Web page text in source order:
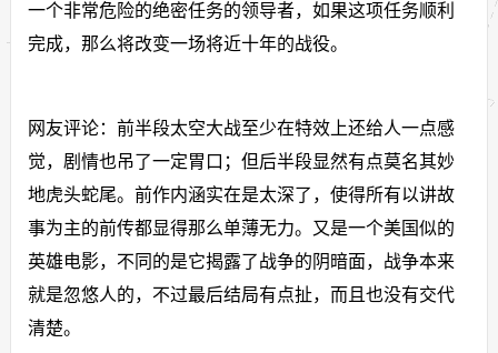
一个非常危险的绝密任务的领导者，如果这项任务顺利
完成，那么将改变一场将近十年的战役。
网友评论：前半段太空大战至少在特效上还给人一点感
觉，剧情也吊了一定胃口；但后半段显然有点莫名其妙
地虎头蛇尾。前作内涵实在是太深了，使得所有以讲故
事为主的前传都显得那么单薄无力。又是一个美国似的
英雄电影，不同的是它揭露了战争的阴暗面，战争本来
就是忽悠人的，不过最后结局有点扯，而且也没有交代
清楚。